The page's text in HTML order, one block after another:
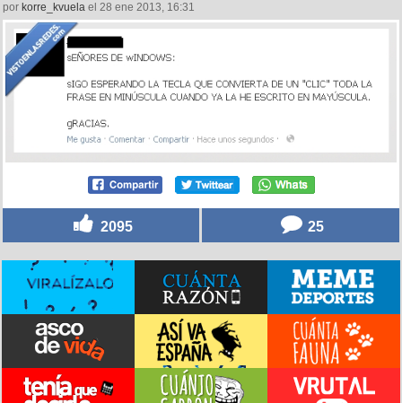
por korre_kvuela el 28 ene 2013, 16:31
2095 25